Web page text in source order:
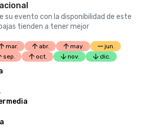
su evento con la disponibilidad de este
tienden a tener mejor
mar. abr. may.
jun.
sep. oct. nov. dic.